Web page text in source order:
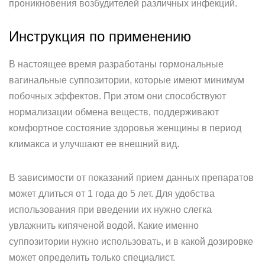
проникновения возбудителей различных инфекций.
Инструкция по применению
В настоящее время разработаны гормональные
вагинальные суппозитории, которые имеют минимум
побочных эффектов. При этом они способствуют
нормализации обмена веществ, поддерживают
комфортное состояние здоровья женщины в период
климакса и улучшают ее внешний вид.
В зависимости от показаний прием данных препаратов
может длиться от 1 года до 5 лет. Для удобства
использования при введении их нужно слегка
увлажнить кипяченой водой. Какие именно
суппозитории нужно использовать, и в какой дозировке
может определить только специалист.